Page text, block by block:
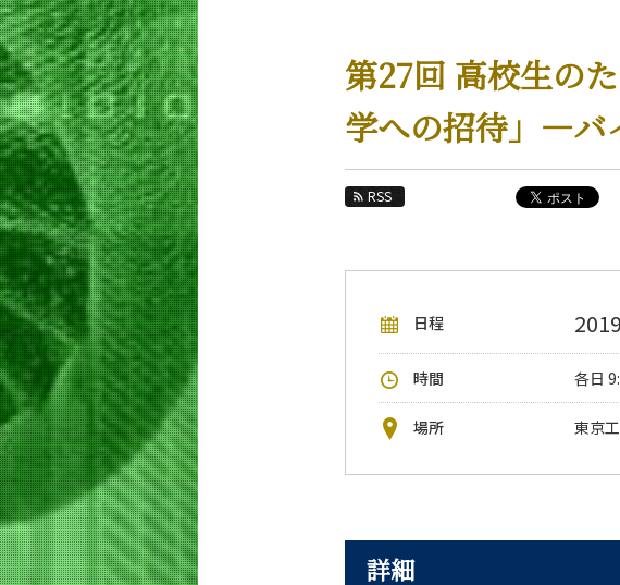
第27回 高校生の
学への招待」―バ
RSS
日程
時間 各日
場所 東京
詳細
生命理工学系について
今後の課程別イベント